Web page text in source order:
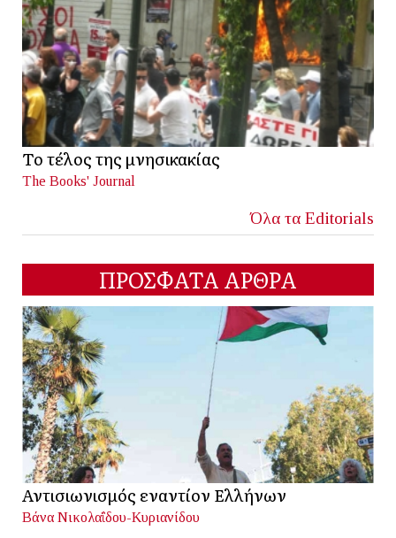
Το τέλος της μνησικακίας
The Books' Journal
Όλα τα Editorials
ΠΡΟΣΦΑΤΑ ΑΡΘΡΑ
Αντισιωνισμός εναντίον Ελλήνων
Βάνα Νικολαΐδου-Κυριανίδου